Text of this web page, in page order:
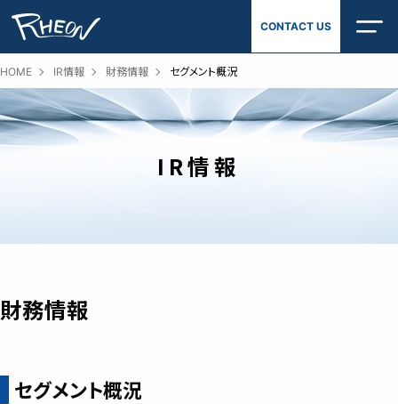
CONTACT US
HOME IR情報 財務情報 セグメント概況
IR情報
財務情報
セグメント概況